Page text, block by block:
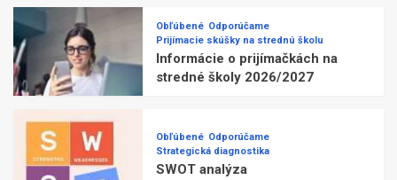
Obľúbené Odporúčame
Prijímacie skúšky na strednú školu
Informácie o prijímačkách na
stredné školy 2026/2027
Obľúbené Odporúčame
Strategická diagnostika
SWOT analýza